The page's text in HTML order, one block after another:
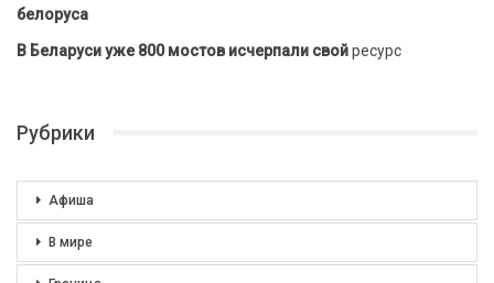
белоруса
В Беларуси уже 800 мостов исчерпали свойресурс
Рубрики
Афиша
В мире